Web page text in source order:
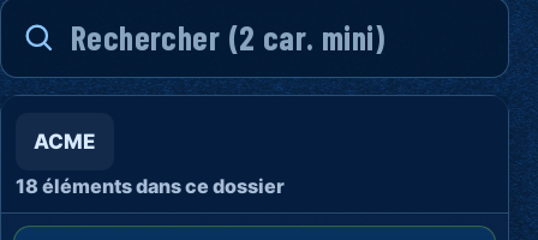
ACME
18 éléments dans ce dossier